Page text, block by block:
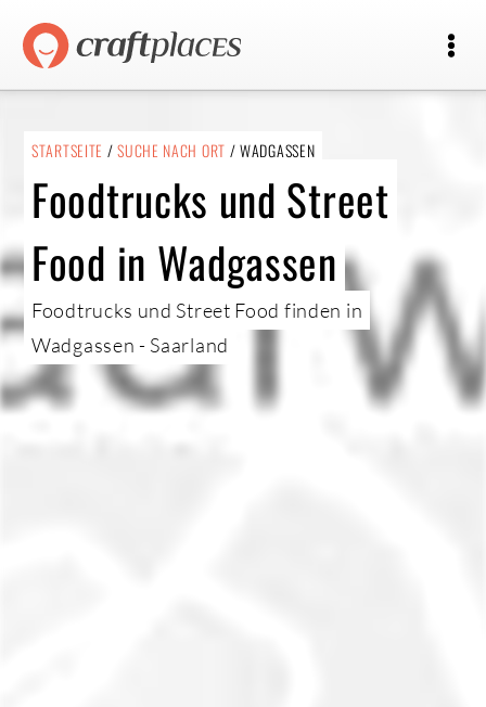
STARTSEITE /SUCHE NACH ORT / WADGASSEN
Foodtrucks und Street
Food in Wadgassen
Foodtrucks und Street Food finden in
Wadgassen - Saarland